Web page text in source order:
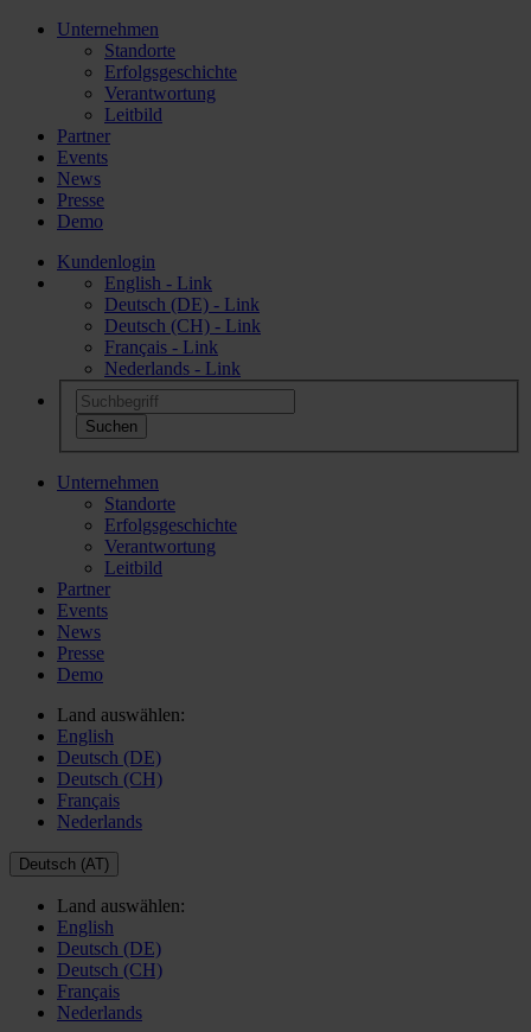
Unternehmen
Standorte
Erfolgsgeschichte
Verantwortung
Leitbild
Partner
Events
News
Presse
Demo
Kundenlogin
English - Link
Deutsch (DE) - Link
Deutsch (CH) - Link
Français - Link
Nederlands - Link
Unternehmen
Standorte
Erfolgsgeschichte
Verantwortung
Leitbild
Partner
Events
News
Presse
Demo
Land auswählen:
English
Deutsch (DE)
Deutsch (CH)
Français
Nederlands
Deutsch (AT)
Land auswählen:
English
Deutsch (DE)
Deutsch (CH)
Français
Nederlands